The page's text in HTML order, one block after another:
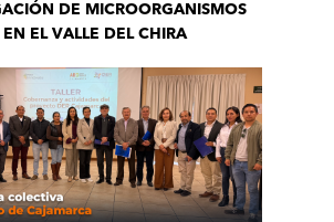
DE MICROORGANISMOS
EN EL VALLE DEL CHIRA